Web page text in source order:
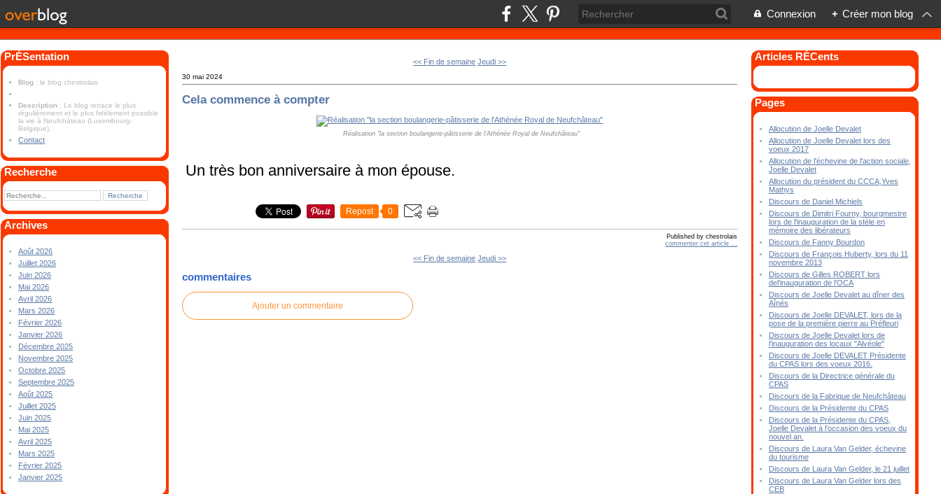
Connexion + Créer mon blog
PrÉSentation
Blog : le blog chestrolais
Description : Le blog retrace le plus
régulièrement et le plus fidèlement possible
la vie à Neufchâteau (Luxembourg-
Belgique).
Contact
Recherche
Archives
Août 2026
Juillet 2026
Juin 2026
Mai 2026
Avril 2026
Mars 2026
Février 2026
Janvier 2026
Décembre 2025
Novembre 2025
Octobre 2025
Septembre 2025
Août 2025
Juillet 2025
Juin 2025
Mai 2025
Avril 2025
Mars 2025
Février 2025
Janvier 2025
<< Fin de semaine Jeudi >>
30 mai 2024
Cela commence à compter
Réalisation "la section boulangerie-pâtisserie de l'Athénée Royal de Neufchâteau"
Un très bon anniversaire à mon épouse.
Repost 0
Published by chestrolais
commenter cet article
<< Fin de semaine Jeudi >>
commentaires
Ajouter un commentaire
Articles RÉCents
Pages
Allocution de Joelle Devalet
Allocution de Joelle Devalet lors des
voeux 2017
Allocution de l'échevine de l'action sociale,
Joelle Devalet
Allocution du président du CCCA,Yves
Mathys
Discours de Daniel Michiels
Discours de Dimitri Fourny, bourgmestre
lors de l'inauguration de la stèle en
mémoire des libérateurs
Discours de Fanny Bourdon
Discours de François Huberty, lors du 11
novembre 2013
Discours de Gilles ROBERT lors
del'inauguration de l'OCA
Discours de Joelle Devalet au dîner des
Aînés
Discours de Joelle DEVALET, lors de la
pose de la première pierre au Préfleuri
Discours de Joelle Devalet lors de
l'inauguration des locaux "Alvéole"
Discours de Joelle DEVALET Présidente
du CPAS lors des voeux 2016.
Discours de la Directrice générale du
CPAS
Discours de la Fabrique de Neufchâteau
Discours de la Présidente du CPAS
Discours de la Présidente du CPAS,
Joelle Devalet à l'occasion des voeux du
nouvel an.
Discours de Laura Van Gelder, échevine
du tourisme
Discours de Laura Van Gelder, le 21 juillet
Discours de Laura Van Gelder lors des
CEB